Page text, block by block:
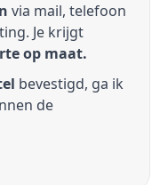
via mail, telefoon
Je krijgt
op maat.
bevestigd, ga ik
de